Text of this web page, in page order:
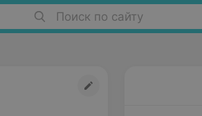
Поиск по сайту